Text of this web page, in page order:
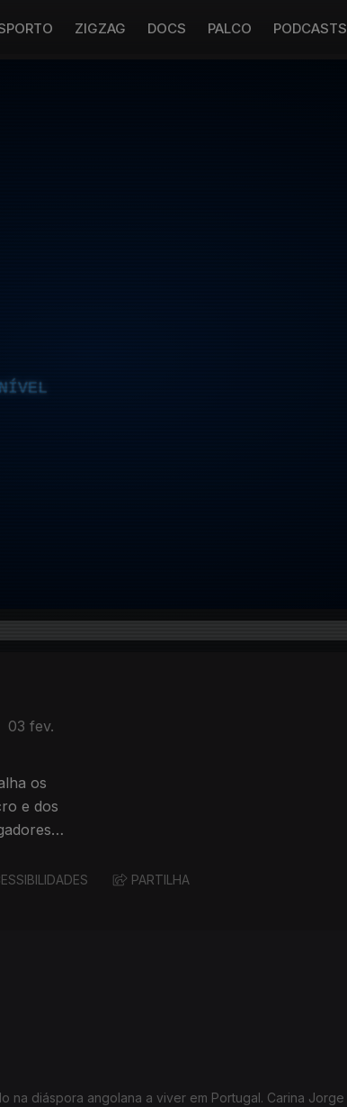
ZIGZAG DOCS PALCO PODCASTS
03 fev.
os
e dos
PARTILHA
na diáspora angolana a viver em Portugal. Carina Jorge